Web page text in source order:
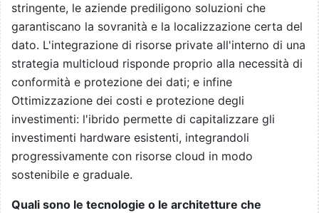
stringente, le aziende prediligono soluzioni che
garantiscano la sovranità e la localizzazione certa del
dato. L'integrazione di risorse private all'interno di una
strategia multicloud risponde proprio alla necessità di
conformità e protezione dei dati; e infine
Ottimizzazione dei costi e protezione degli
investimenti: l'ibrido permette di capitalizzare gli
investimenti hardware esistenti, integrandoli
progressivamente con risorse cloud in modo
sostenibile e graduale.
Quali sono le tecnologie o le architetture che